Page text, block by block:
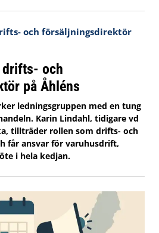
drifts- och
på Åhléns
ledningsgruppen med en tung
Karin Lindahl, tidigare vd
tillträder rollen som drifts- och
får ansvar för varuhusdrift,
i hela kedjan.